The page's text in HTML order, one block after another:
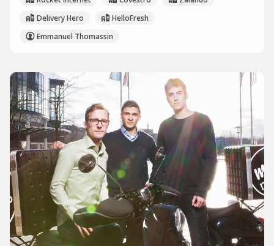
Delivery Hero
HelloFresh
Emmanuel Thomassin